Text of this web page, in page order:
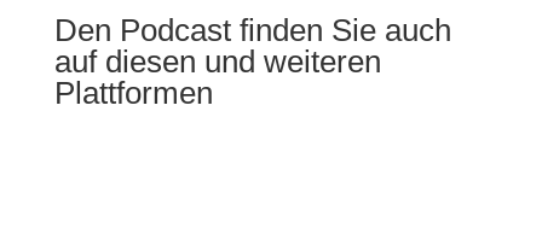
Den Podcast finden Sie auch
auf diesen und weiteren
Plattformen